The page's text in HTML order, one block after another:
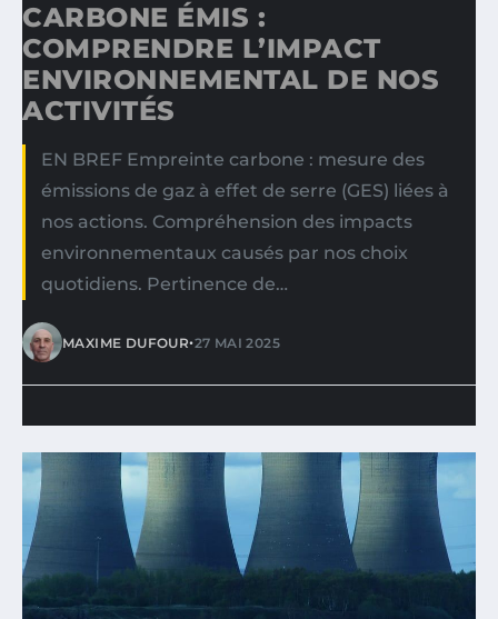
CARBONE ÉMIS :
COMPRENDRE L’IMPACT
ENVIRONNEMENTAL DE NOS
ACTIVITÉS
EN BREF Empreinte carbone : mesure des
émissions de gaz à effet de serre (GES) liées à
nos actions. Compréhension des impacts
environnementaux causés par nos choix
quotidiens. Pertinence de…
MAXIME DUFOUR•27 MAI 2025